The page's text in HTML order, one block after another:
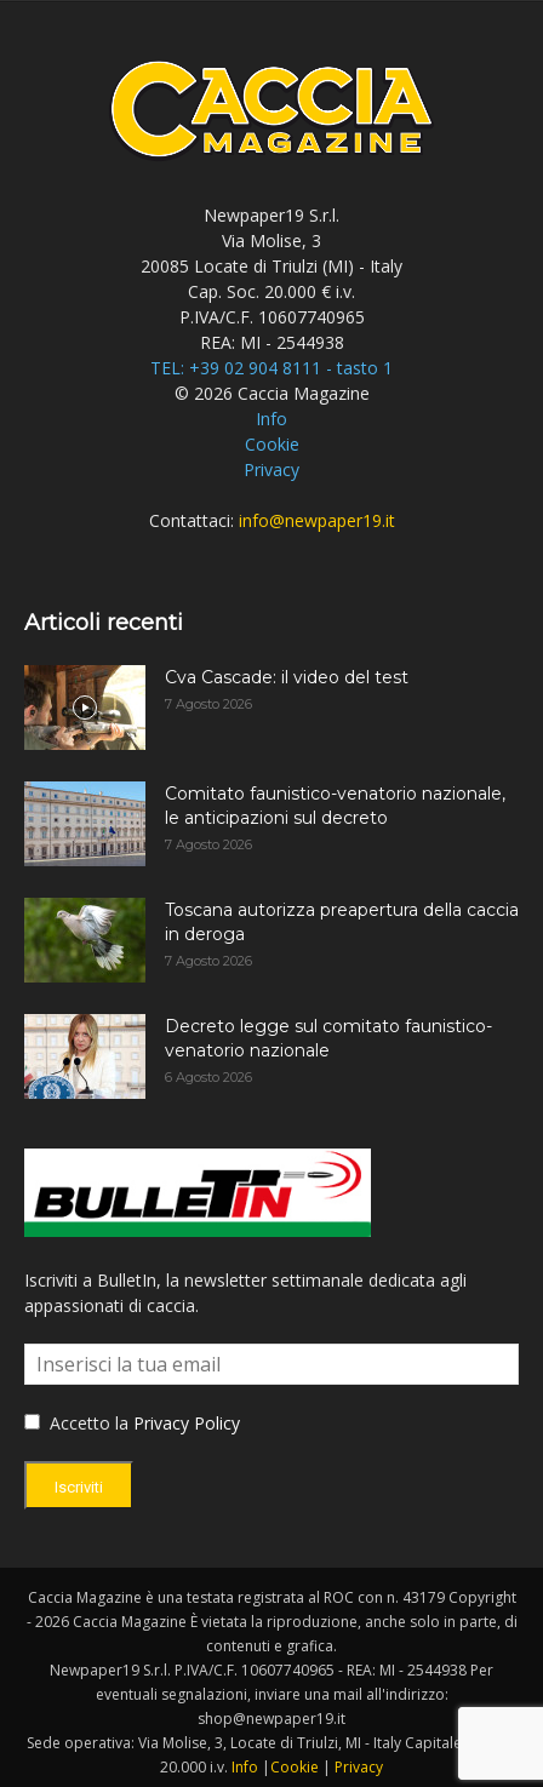
Newpaper19 S.r.l.
Via Molise, 3
20085 Locate di Triulzi (MI) - Italy
Cap. Soc. 20.000 € i.v.
P.IVA/C.F. 10607740965
REA: MI - 2544938
TEL: +39 02 904 8111 - tasto 1
© 2026 Caccia Magazine
Info
Cookie
Privacy
Contattaci: info@newpaper19.it
Articoli recenti
Cva Cascade: il video del test
7 Agosto 2026
Comitato faunistico-venatorio nazionale,
le anticipazioni sul decreto
7 Agosto 2026
Toscana autorizza preapertura della caccia
in deroga
7 Agosto 2026
Decreto legge sul comitato faunistico-
venatorio nazionale
6 Agosto 2026
Iscriviti a BulletIn, la newsletter settimanale dedicata agli
appassionati di caccia.
Accetto la Privacy Policy
Iscriviti
Caccia Magazine è una testata registrata al ROC con n. 43179 Copyright
- 2026 Caccia Magazine È vietata la riproduzione, anche solo in parte, di
contenuti e grafica.
Newpaper19 S.r.l. P.IVA/C.F. 10607740965 - REA: MI - 2544938 Per
eventuali segnalazioni, inviare una mail all'indirizzo:
shop@newpaper19.it
Sede operativa: Via Molise, 3, Locate di Triulzi, MI - Italy Capitale Sociale:
20.000 i.v. Info | Cookie | Privacy